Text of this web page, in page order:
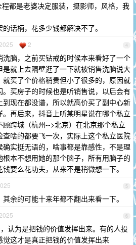
都是老婆决定服装，摄影师，风格，我
话柄，花多少钱都解决不了。
4
2
洗脑，之前买钻戒的时候本来看好了一个
就上去隔壁逛了一下就被销售洗脑说大
就买了个价格稍贵但小了很多的，原因就
买房子的时候也是听销售说，以后会有
现在都没谱，所以就高价买了副中心新
再后来，抖音上听某明星说在哪个私立
跨城（杭州-->北京）在北京那个私立
查啥的都要飞一次，实际上这个私立医院
实挺无语的，啥事都是靠感性，不是理
本不想用她的那个脑子，所有用脑子的
要么花功夫，从来不是稍微想一下。
5
余的可能十来年都不翻出来看一下。
6
认为是把钱的价值发挥出来。有的人投
这才是真正把钱的价值发挥出来